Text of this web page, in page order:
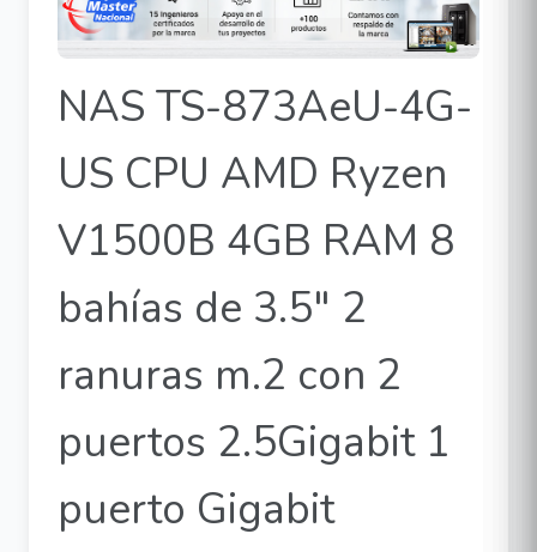
NAS TS-873AeU-4G-
US CPU AMD Ryzen
V1500B 4GB RAM 8
bahías de 3.5" 2
ranuras m.2 con 2
puertos 2.5Gigabit 1
puerto Gigabit